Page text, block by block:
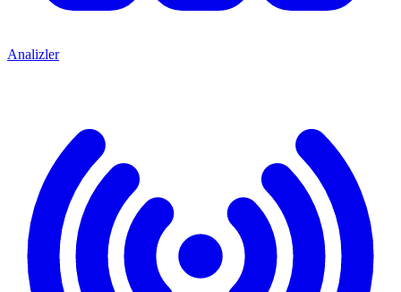
Analizler